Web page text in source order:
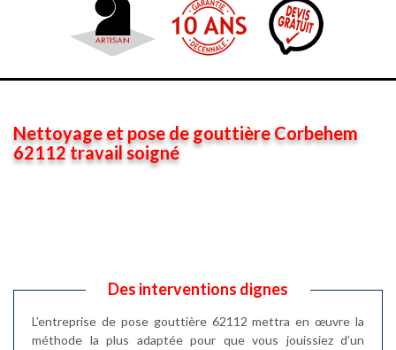
Nettoyage et pose de gouttière Corbehem
62112 travail soigné
Des interventions dignes
L’entreprise de pose gouttière 62112 mettra en œuvre la
méthode la plus adaptée pour que vous jouissiez d’un